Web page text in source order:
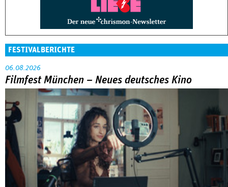
FESTIVALBERICHTE
06.08.2026
Filmfest München – Neues deutsches Kino